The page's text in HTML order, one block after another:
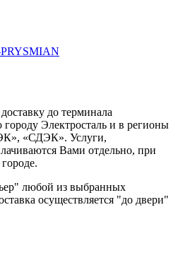
до терминала
Электросталь и в регионы
«СДЭК». Услуги,
Вами отдельно, при
любой из выбранных
осуществляется "до двери"